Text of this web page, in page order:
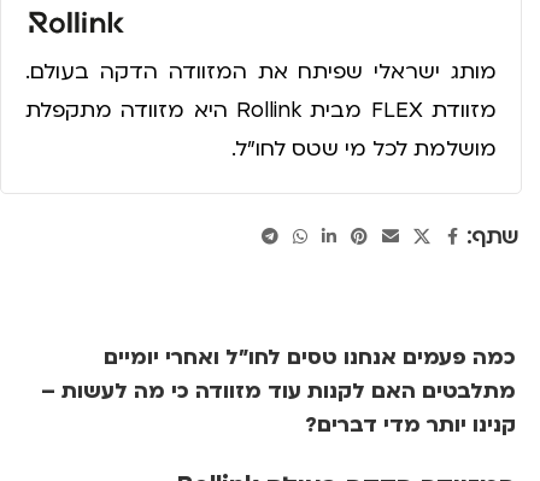
מותג ישראלי שפיתח את המזוודה הדקה בעולם.
מזוודת FLEX מבית Rollink היא מזוודה מתקפלת
מושלמת לכל מי שטס לחו"ל.
שתף:
כמה פעמים אנחנו טסים לחו"ל ואחרי יומיים
מתלבטים האם לקנות עוד מזוודה כי מה לעשות –
קנינו יותר מדי דברים?